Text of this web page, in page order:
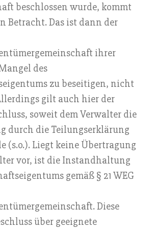
beschlossen wurde, kommt
Betracht. Das ist dann der
ihrer
des
zu beseitigen, nicht
gilt auch hier der
soweit dem Verwalter die
durch die Teilungserklärung
(s.o.). Liegt keine Übertragung
vor, ist die Instandhaltung
gemäß § 21 WEG
Diese
über geeignete